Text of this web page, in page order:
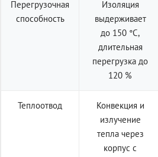
Перегрузочная
способность
Изоляция
выдерживает
до 150 °C,
длительная
перегрузка до
120 %
Теплоотвод
Конвекция и
излучение
тепла через
корпус с